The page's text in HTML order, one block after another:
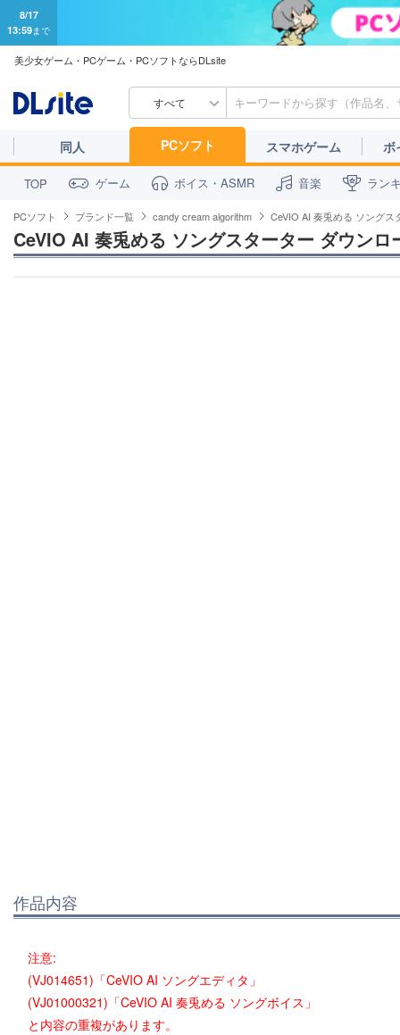
8/17
13:59まで
美少女ゲーム・PCゲーム・PCソフトならDLsite
すべて
同人 PCソフト スマホゲーム ボ
TOP ゲーム ボイス・ASMR 音楽 ラン
PCソフト ブランド一覧 candy cream algorithm CeVIO AI 奏兎める ソングス
CeVIO AI 奏兎める ソングスターター ダウンロ
作品内容
注意:
(VJ014651)「CeVIO AI ソングエディタ」
(VJ01000321)「CeVIO AI 奏兎める ソングボイス」
と内容の重複があります。